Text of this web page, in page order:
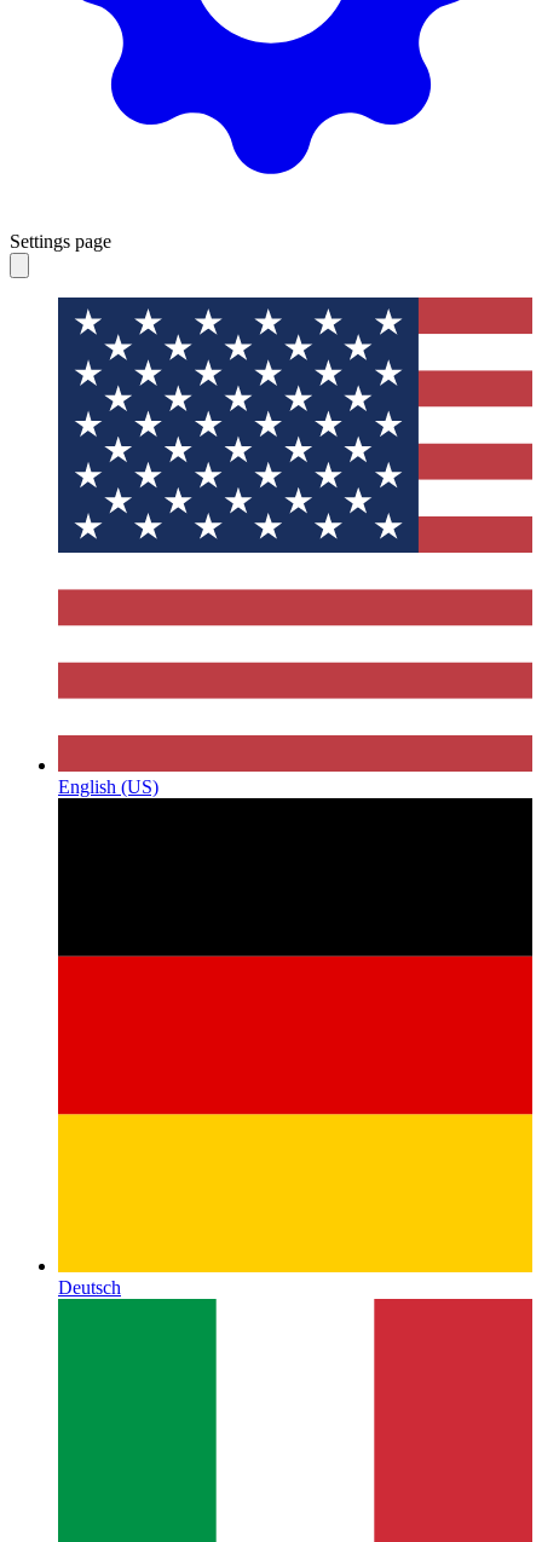
Settings page
English (US)
Deutsch